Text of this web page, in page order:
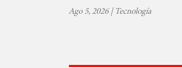
Ago 5, 2026|Tecnología